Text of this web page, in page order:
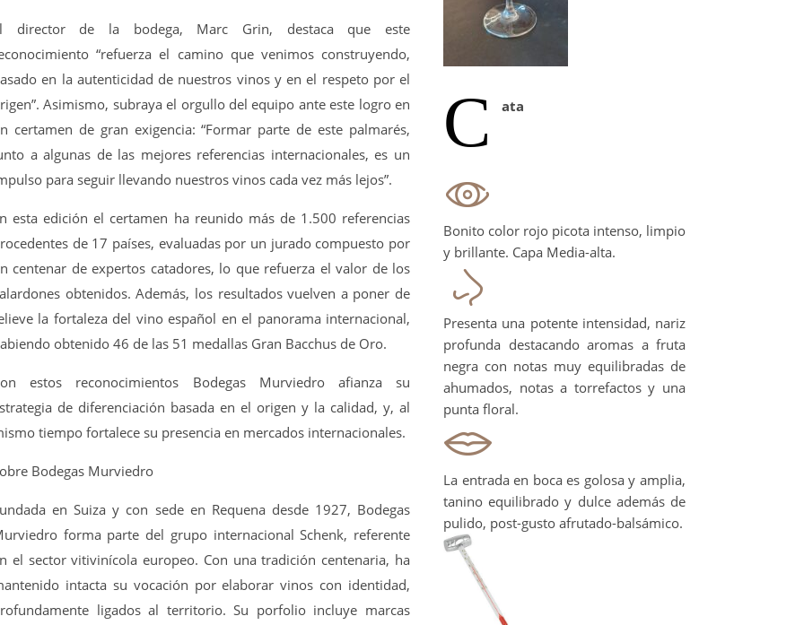
director de la bodega, Marc Grin, destaca que este
“refuerza el camino que venimos construyendo,
en la autenticidad de nuestros vinos y en el respeto por el
Asimismo, subraya el orgullo del equipo ante este logro en
certamen de gran exigencia: “Formar parte de este palmarés,
a algunas de las mejores referencias internacionales, es un
para seguir llevando nuestros vinos cada vez más lejos”.
esta edición el certamen ha reunido más de 1.500 referencias
de 17 países, evaluadas por un jurado compuesto por
centenar de expertos catadores, lo que refuerza el valor de los
obtenidos. Además, los resultados vuelven a poner de
la fortaleza del vino español en el panorama internacional,
obtenido 46 de las 51 medallas Gran Bacchus de Oro.
estos reconocimientos Bodegas Murviedro afianza su
de diferenciación basada en el origen y la calidad, y, al
tiempo fortalece su presencia en mercados internacionales.
Bodegas Murviedro
en Suiza y con sede en Requena desde 1927, Bodegas
forma parte del grupo internacional Schenk, referente
el sector vitivinícola europeo. Con una tradición centenaria, ha
intacta su vocación por elaborar vinos con identidad,
ligados al territorio. Su porfolio incluye marcas
C ata
Bonito color rojo picota intenso, limpio
y brillante. Capa Media-alta.
Presenta una potente intensidad, nariz
profunda destacando aromas a fruta
negra con notas muy equilibradas de
ahumados, notas a torrefactos y una
punta floral.
La entrada en boca es golosa y amplia,
tanino equilibrado y dulce además de
pulido, post-gusto afrutado-balsámico.